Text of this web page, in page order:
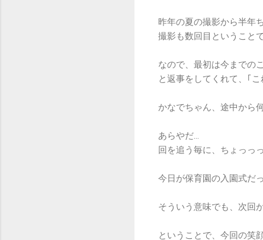
昨年の夏の撮影から半年
撮影も数回目ということ
なので、最初は今までの
と返事をしてくれて、｢
かなでちゃん、途中から
あらやだ…
回を追う毎に、ちょっっ
今日が保育園の入園式だ
そういう意味でも、次回
ということで、今回の笑